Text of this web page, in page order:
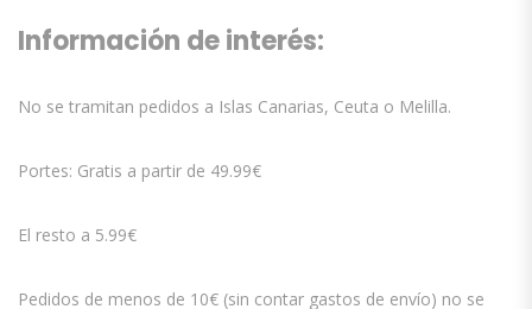
Información de interés:
No se tramitan pedidos a Islas Canarias, Ceuta o Melilla.
Portes: Gratis a partir de 49.99€
El resto a 5.99€
Pedidos de menos de 10€ (sin contar gastos de envío) no se